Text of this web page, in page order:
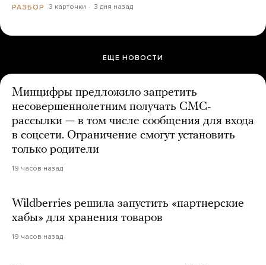
РАЗБОР 3 карточки 3 дня назад
ЕЩЕ НОВОСТИ
Минцифры предложило запретить
несовершеннолетним получать СМС-
рассылки — в том числе сообщения для входа
в соцсети. Ограничение смогут установить
только родители
19 часов назад
Wildberries решила запустить «партнерские
хабы» для хранения товаров
19 часов назад